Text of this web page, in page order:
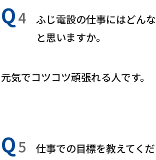
Q4
ふじ電設の仕事にはどん
と思いますか。
元気でコツコツ頑張れる人です。
Q5 仕事での目標を教えてくだ